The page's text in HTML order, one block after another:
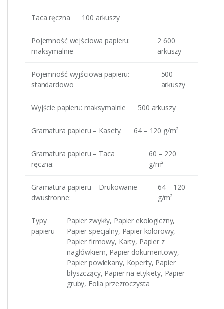
Taca ręczna 100 arkuszy
Pojemność wejściowa papieru:
maksymalnie
2 600
arkuszy
Pojemność wyjściowa papieru:
standardowo
500
arkuszy
Wyjście papieru: maksymalnie 500 arkuszy
Gramatura papieru – Kasety: 64 – 120 g/m²
Gramatura papieru – Taca
ręczna:
60 – 220
g/m²
Gramatura papieru – Drukowanie
dwustronne:
64 – 120
g/m²
Typy
papieru
Papier zwykły, Papier ekologiczny,
Papier specjalny, Papier kolorowy,
Papier firmowy, Karty, Papier z
nagłówkiem, Papier dokumentowy,
Papier powlekany, Koperty, Papier
błyszczący, Papier na etykiety, Papier
gruby, Folia przezroczysta